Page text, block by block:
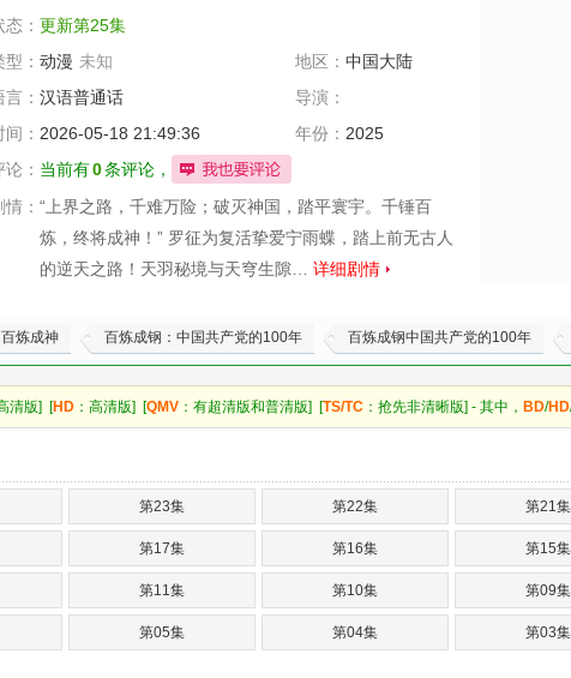
态： 更新第25集
型： 动漫 未知 地区： 中国大陆
言： 汉语普通话
导演：
间： 2026-05-18 21:49:36 年份： 2025
论： 当前有0条评论，
情： “上界之路，千难万险；破灭神国，踏平寰宇。千锤百
炼，终将成神！” 罗征为复活挚爱宁雨蝶，踏上前无古人
的逆天之路！天羽秘境与天穹生隙… 详细剧情
百炼成神 百炼成钢：中国共产党的100年 百炼成钢中国共产党的100年
清版] [HD ：高清版] [QMV ：有超清版和普清版] [TS/TC ：抢先非清晰版] - 其中， BD/HD
第23集 第22集 第21集
第17集 第16集 第15集
第11集 第10集 第09集
第05集 第04集 第03集